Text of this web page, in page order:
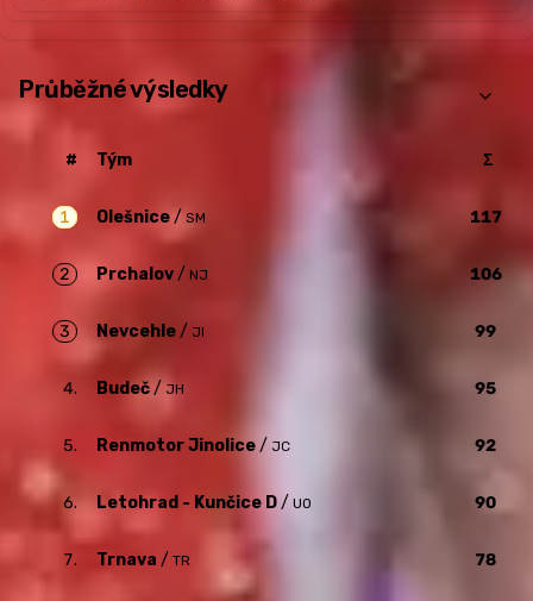
Průběžné výsledky
# Tým Σ
1 Olešnice/ SM 117
2 Prchalov/ NJ 106
3 Nevcehle/ JI 99
4. Budeč/ JH 95
5. Renmotor Jinolice/ JC 92
6. Letohrad - Kunčice D/ UO 90
7. Trnava / TR 78